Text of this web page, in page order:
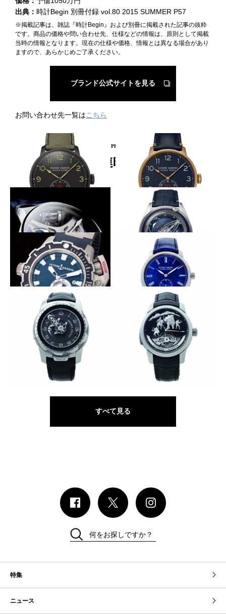
出典： 時計Begin 別冊付録 vol.80 2015 SUMMER P57
※掲載記事は、雑誌『時計Begin』および別冊に掲載された記事の抜粋
です。商品の価格や問い合わせ先、仕様などの情報は、原則として掲載
当時の情報となります。現在の仕様や価格、情報とは異なる場合があり
ますので、あらかじめご了承ください。
ブランド公式サイトを見る
お問い合わせ先一覧はこちら
PICKUP PRODUCT
関連時計
ULYSSE NARDIN
マリーン トルピユール ミリタ
リー
裏蓋に水雷艇が潜むミリタリー時計
ULYSSE NARDIN
マリーン トルピユール ミリタ
腕の上で大型船が青い海原を走る
ULYSSE NARDIN
マリーン メガヨット
テンプもシリコン製に
ULYSSE NARDIN
フリーク ビジョン
ハンマーヘッドシャークが深海への
ULYSSE NARDIN
ダイバー ディープ ダイブ
古典に潜む最新素材の脱進機
ULYSSE NARDIN
クラシコ エナメル
デイト表示も初搭載
ULYSSE NARDIN
フリーク ラボ
文字盤はアルプス花崗岩
ULYSSE NARDIN
ミニッツリピーター ハンニバ
すべて見る
特集
ニュース
何をお探しですか？